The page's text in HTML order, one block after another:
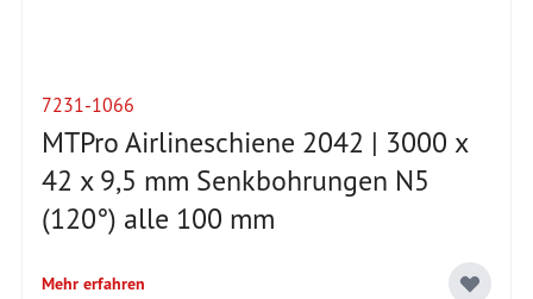
7231-1066
MTPro Airlineschiene 2042 | 3000 x
42 x 9,5 mm Senkbohrungen N5
(120°) alle 100 mm
Mehr erfahren